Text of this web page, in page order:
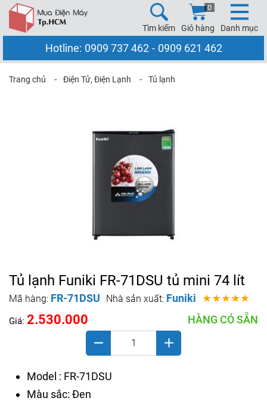
Tìm kiếm Giỏ hàng
0
Danh mục
Hotline: 0909 737 462 - 0909 621 462
Trang chủ ⁃ Điện Tử, Điện Lạnh ⁃ Tủ lạnh
Tủ lạnh Funiki FR-71DSU tủ mini 74 lít
Mã hàng: FR-71DSU Nhà sản xuất: Funiki ★★★★★
Giá: 2.530.000 HÀNG CÓ SẴN
Model : FR-71DSU
Màu sắc: Đen